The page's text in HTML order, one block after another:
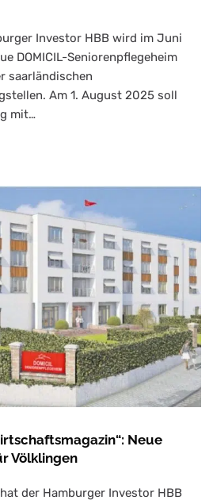
Investor HBB wird im Juni
DOMICIL-Seniorenpflegeheim
saarländischen
Am 1. August 2025 soll
mit…
Neue
Völklingen
der Hamburger Investor HBB